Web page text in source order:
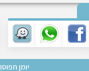
יומן